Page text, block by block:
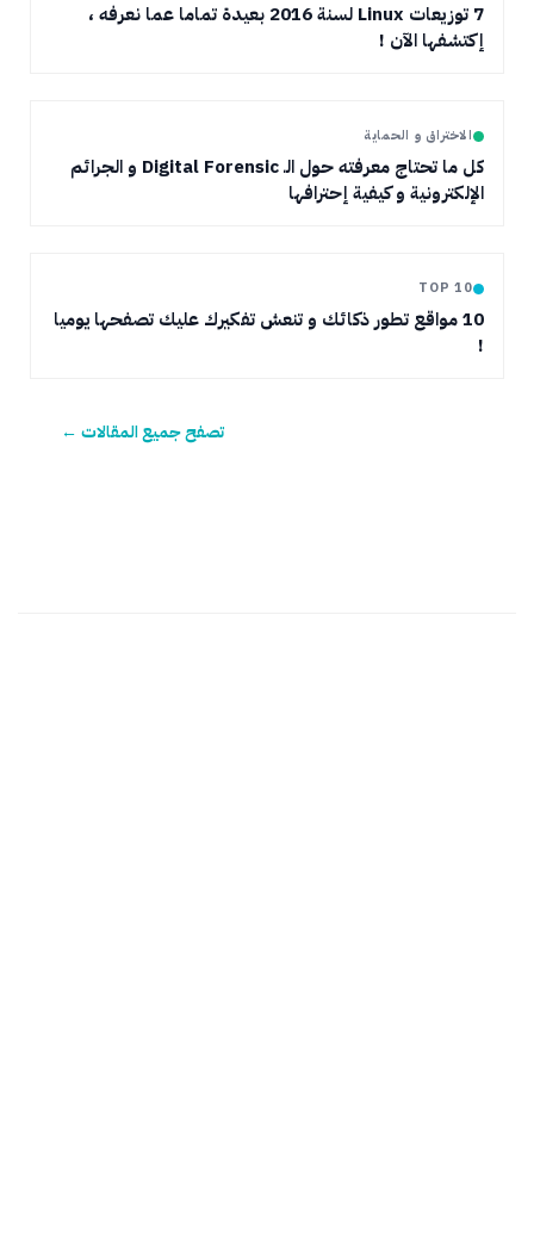
7 توزيعات Linux لسنة 2016 بعيدة تماما عما نعرفه ،
إكتشفها الآن !
الاختراق و الحماية
كل ما تحتاج معرفته حول الـ Digital Forensic و الجرائم
الإلكترونية و كيفية إحترافها
TOP 10
10 مواقع تطور ذكائك و تنعش تفكيرك عليك تصفحها يوميا
!
تصفح جميع المقالات ←